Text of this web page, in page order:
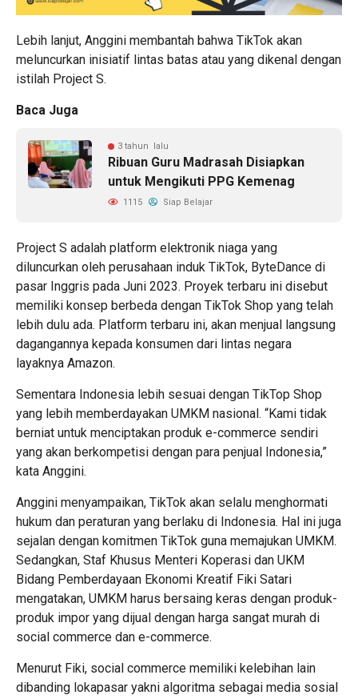
Lebih lanjut, Anggini membantah bahwa TikTok akan
meluncurkan inisiatif lintas batas atau yang dikenal dengan
istilah Project S.
Baca Juga
3 tahun lalu
Ribuan Guru Madrasah Disiapkan
untuk Mengikuti PPG Kemenag
1115 Siap Belajar
Project S adalah platform elektronik niaga yang
diluncurkan oleh perusahaan induk TikTok, ByteDance di
pasar Inggris pada Juni 2023. Proyek terbaru ini disebut
memiliki konsep berbeda dengan TikTok Shop yang telah
lebih dulu ada. Platform terbaru ini, akan menjual langsung
dagangannya kepada konsumen dari lintas negara
layaknya Amazon.
Sementara Indonesia lebih sesuai dengan TikTop Shop
yang lebih memberdayakan UMKM nasional. “Kami tidak
berniat untuk menciptakan produk e-commerce sendiri
yang akan berkompetisi dengan para penjual Indonesia,”
kata Anggini.
Anggini menyampaikan, TikTok akan selalu menghormati
hukum dan peraturan yang berlaku di Indonesia. Hal ini juga
sejalan dengan komitmen TikTok guna memajukan UMKM.
Sedangkan, Staf Khusus Menteri Koperasi dan UKM
Bidang Pemberdayaan Ekonomi Kreatif Fiki Satari
mengatakan, UMKM harus bersaing keras dengan produk-
produk impor yang dijual dengan harga sangat murah di
social commerce dan e-commerce.
Menurut Fiki, social commerce memiliki kelebihan lain
dibanding lokapasar yakni algoritma sebagai media sosial